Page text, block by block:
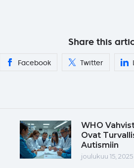
Share this
Facebook Twitter
WHO
Ovat
Autismiin
joulukuu 15, 2025